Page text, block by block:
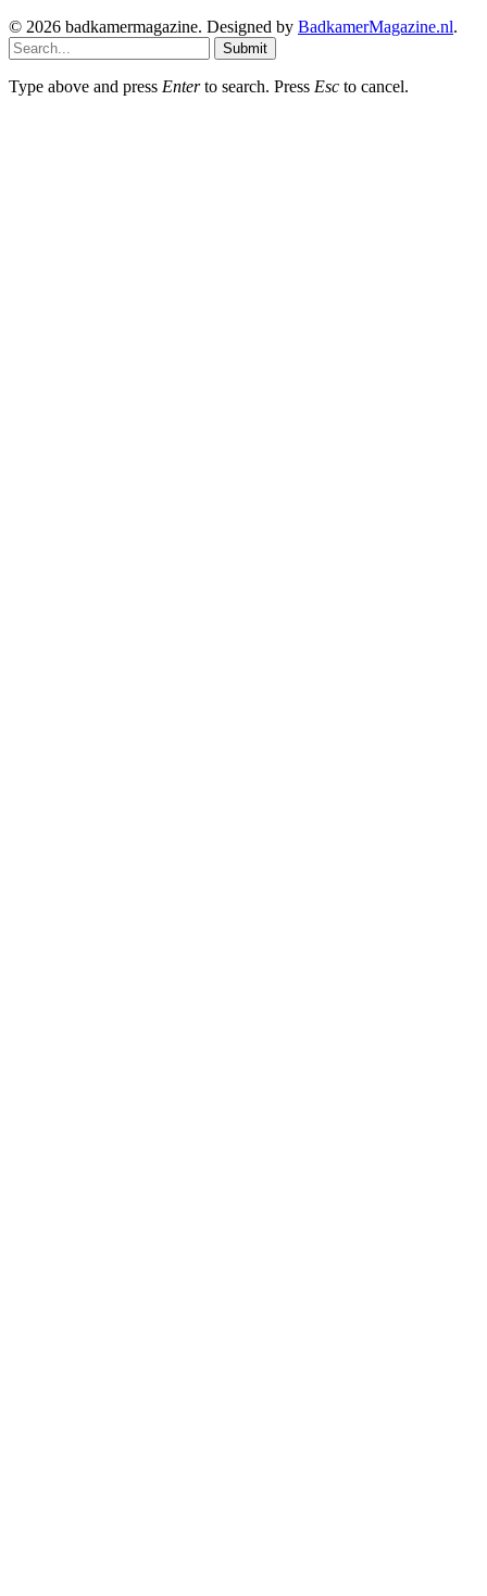
© 2026 badkamermagazine. Designed by BadkamerMagazine.nl.
Submit
Type above and press Enterto search. Press Esc to cancel.